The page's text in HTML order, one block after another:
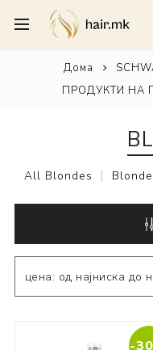
Дома
ПРОДУКТИ НА
All Blondes
-